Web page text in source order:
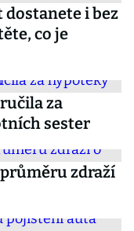
i bez
co je
za
sester
zdraží